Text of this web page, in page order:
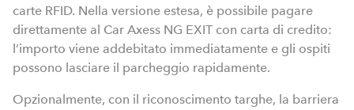
carte RFID. Nella versione estesa, è possibile pagare
direttamente al Car Axess NG EXIT con carta di credito:
l’importo viene addebitato immediatamente e gli ospiti
possono lasciare il parcheggio rapidamente.
Opzionalmente, con il riconoscimento targhe, la barriera